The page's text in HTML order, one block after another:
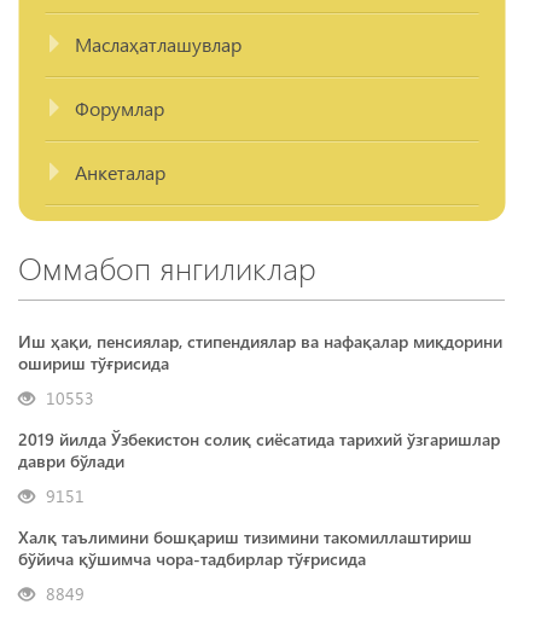
Маслаҳатлашувлар
Форумлар
Анкеталар
Оммабоп янгиликлар
Иш ҳақи, пенсиялар, стипендиялар ва нафақалар миқдорини
ошириш тўғрисида
10553
2019 йилда Ўзбекистон солиқ сиёсатида тарихий ўзгаришлар
даври бўлади
9151
Халқ таълимини бошқариш тизимини такомиллаштириш
бўйича қўшимча чора-тадбирлар тўғрисида
8849